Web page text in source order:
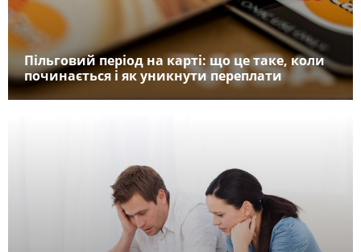
Пільговий період на карті: що це таке, коли
починається і як уникнути переплати